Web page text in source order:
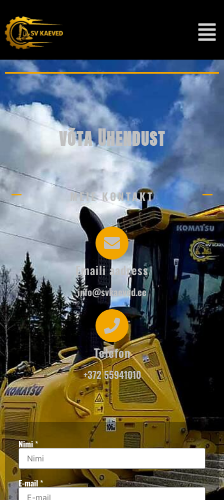
VÕTA ÜHENDUST
MEIE KONTAKT
Emaili aadress
info@svkaeved.ee
Telefon
+372 55941010
Nimi*
E-mail*